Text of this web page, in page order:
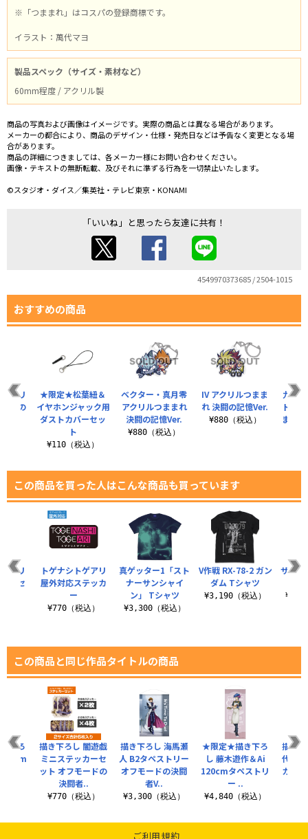
※「つままれ」はコスパの登録商標です。
イラスト：萬代マヨ
製品スペック（サイズ・素材など）
60mm程度 / アクリル製
商品の写真および画像はイメージです。実際の商品とは異なる場合があります。
メーカーの都合により、商品のデザイン・仕様・発売日などは予告なく変更となる場
合があります。
商品の詳細につきましては、各メーカー様にお問い合わせください。
画像・テキストの無断転載、及びそれに準ずる行為を一切禁止いたします。
©スタジオ・ダイス／集英社・テレビ東京・KONAMI
「いいね」と思ったら友達に共有！
4549970373685 / 2504-1015
おすすめの商品
ベクター・真月零
アクリルつままれ
決闘の記憶Ver.
¥880（税込）
IV アクリルつまま
れ 決闘の記憶Ver.
¥880（税込）
九十
トラ
まま
クリ
闘の
★限定★松葉紐＆
イヤホンジャック用
ダストカバーセッ
ト
¥110（税込）
この商品を買った人はこんな商品も買っています
真ゲッター1「スト
ナーサンシャイ
ン」 Tシャツ
¥3,300（税込）
V作戦 RX-78-2 ガン
ダム Tシャツ
¥3,190（税込）
ザクモ
アリ
ーセ
トゲナシトゲアリ
屋外対応ステッカ
ー
¥770（税込）
この商品と同じ作品タイトルの商品
描き下ろし 海馬瀬
人 B2タペストリー
オフモードの決闘
者V..
¥3,300（税込）
★限定★描き下ろ
し 藤木遊作＆Ai
120cmタペストリ
ー ..
¥4,840（税込）
描き
代 屋
カー
下ろ
80cm
描き下ろし 闇遊戯
ミニステッカーセ
ット オフモードの
決闘者..
¥770（税込）
ご利用規約